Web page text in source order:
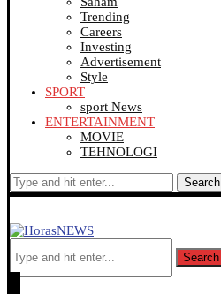
Trending
Careers
Investing
Advertisement
Style
SPORT
sport News
ENTERTAINMENT
MOVIE
TEHNOLOGI
Search
Search